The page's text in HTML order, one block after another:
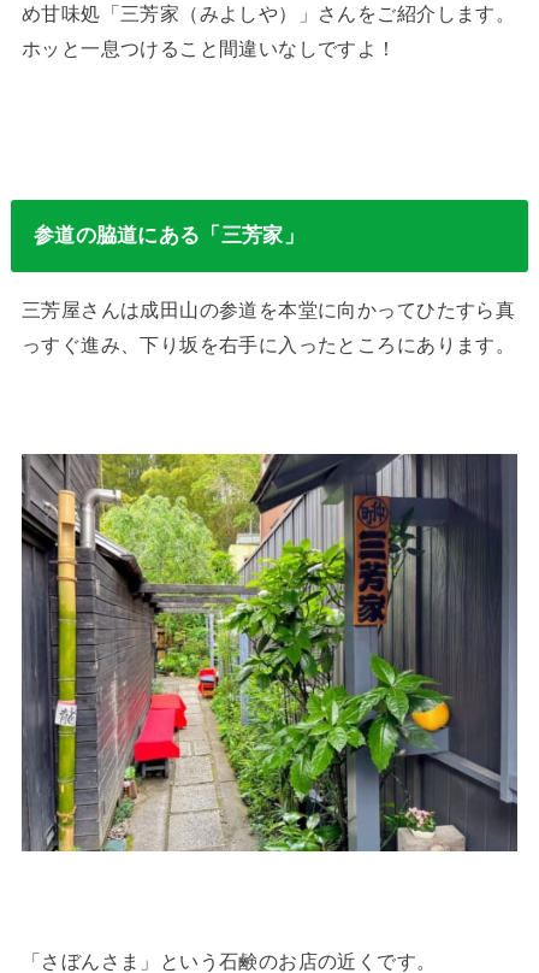
め甘味処「三芳家（みよしや）」さんをご紹介します。
ホッと一息つけること間違いなしですよ！
参道の脇道にある「三芳家」
三芳屋さんは成田山の参道を本堂に向かってひたすら真
っすぐ進み、下り坂を右手に入ったところにあります。
「さぼんさま」という石鹸のお店の近くです。